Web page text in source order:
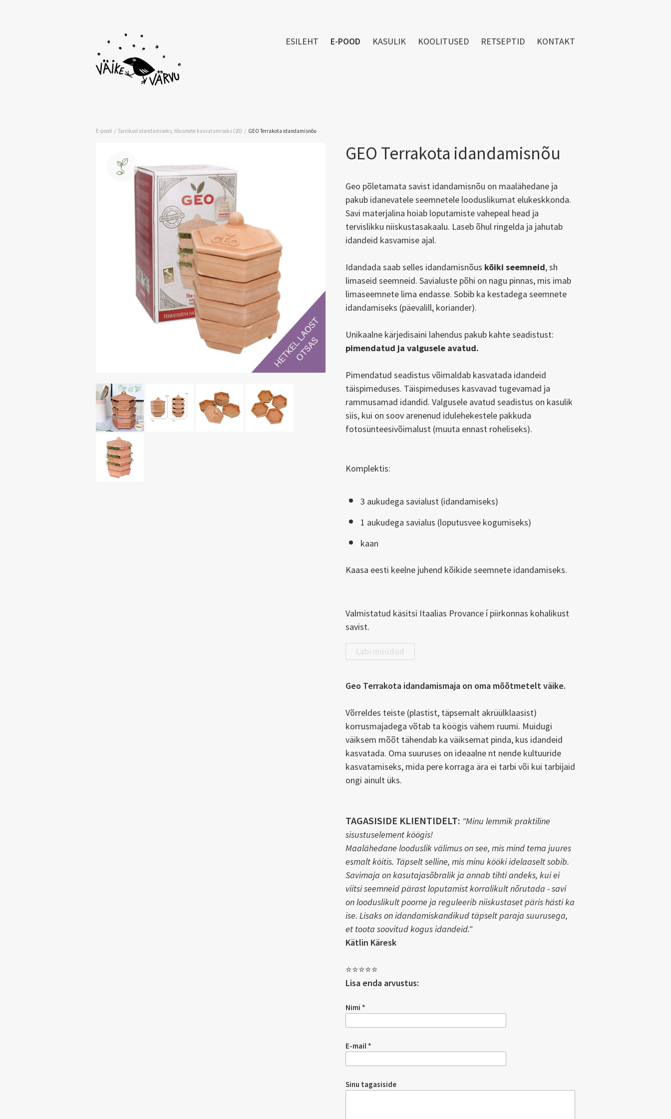
ESILEHT E-POOD KASULIK KOOLITUSED RETSEPTID KONTAKT
E-pood / Tarvikud idandamiseks, tõusmete kasvatamiseks (20) / GEO Terrakota idandamisnõu
GEO Terrakota idandamisnõu
Geo põletamata savist idandamisnõu on maalähedane ja
pakub idanevatele seemnetele looduslikumat elukeskkonda.
Savi materjalina hoiab loputamiste vahepeal head ja
tervislikku niiskustasakaalu. Laseb õhul ringelda ja jahutab
idandeid kasvamise ajal.
Idandada saab selles idandamisnõus kõiki seemneid, sh
limaseid seemneid. Savialuste põhi on nagu pinnas, mis imab
limaseemnete lima endasse. Sobib ka kestadega seemnete
idandamiseks (päevalill, koriander).
Unikaalne kärjedisaini lahendus pakub kahte seadistust:
pimendatud ja valgusele avatud.
Pimendatud seadistus võimaldab kasvatada idandeid
täispimeduses. Täispimeduses kasvavad tugevamad ja
rammusamad idandid. Valgusele avatud seadistus on kasulik
siis, kui on soov arenenud idulehekestele pakkuda
fotosünteesivõimalust (muuta ennast roheliseks).
Komplektis:
3 aukudega savialust (idandamiseks)
1 aukudega savialus (loputusvee kogumiseks)
kaan
Kaasa eesti keelne juhend kõikide seemnete idandamiseks.
Valmistatud käsitsi Itaalias Provance í piirkonnas kohalikust
savist.
Läbi müüdud
Geo Terrakota idandamismaja on oma mõõtmetelt väike.
Võrreldes teiste (plastist, täpsemalt akrüülklaasist)
korrusmajadega võtab ta köögis vähem ruumi. Muidugi
väiksem mõõt tähendab ka väiksemat pinda, kus idandeid
kasvatada. Oma suuruses on ideaalne nt nende kultuuride
kasvatamiseks, mida pere korraga ära ei tarbi või kui tarbijaid
ongi ainult üks.
TAGASISIDE KLIENTIDELT: "Minu lemmik praktiline
sisustuselement köögis!
Maalähedane looduslik välimus on see, mis mind tema juures
esmalt köitis. Täpselt selline, mis minu kööki idelaaselt sobib.
Savimaja on kasutajasõbralik ja annab tihti andeks, kui ei
viitsi seemneid pärast loputamist korralikult nõrutada - savi
on looduslikult poorne ja reguleerib niiskustaset päris hästi ka
ise. Lisaks on idandamiskandikud täpselt paraja suurusega,
et toota soovitud kogus idandeid."
Kätlin Käresk
⭐️⭐️⭐️⭐️⭐️
Lisa enda arvustus:
Nimi
E-mail
Sinu tagasiside